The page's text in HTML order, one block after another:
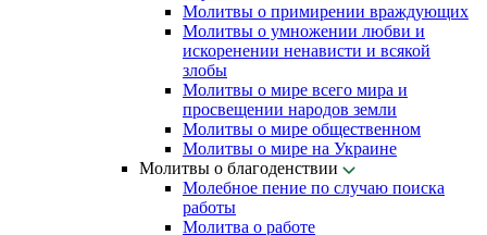
Молитвы о примирении враждующих
Молитвы о умножении любви и
искоренении ненависти и всякой
злобы
Молитвы о мире всего мира и
просвещении народов земли
Молитвы о мире общественном
Молитвы о мире на Украине
Молитвы о благоденствии
Молебное пение по случаю поиска
работы
Молитва о работе